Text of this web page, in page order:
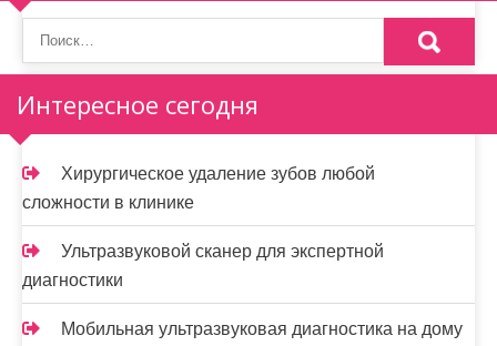
Интересное сегодня
Хирургическое удаление зубов любой
сложности в клинике
Ультразвуковой сканер для экспертной
диагностики
Мобильная ультразвуковая диагностика на дому